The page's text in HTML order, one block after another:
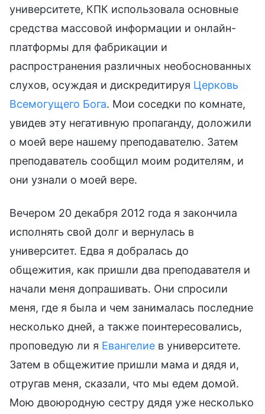
университете, КПК использовала основные
средства массовой информации и онлайн-
платформы для фабрикации и
распространения различных необоснованных
слухов, осуждая и дискредитируя Церковь
Всемогущего Бога. Мои соседки по комнате,
увидев эту негативную пропаганду, доложили
о моей вере нашему преподавателю. Затем
преподаватель сообщил моим родителям, и
они узнали о моей вере.
Вечером 20 декабря 2012 года я закончила
исполнять свой долг и вернулась в
университет. Едва я добралась до
общежития, как пришли два преподавателя и
начали меня допрашивать. Они спросили
меня, где я была и чем занималась последние
несколько дней, а также поинтересовались,
проповедую ли я Евангелие в университете.
Затем в общежитие пришли мама и дядя и,
отругав меня, сказали, что мы едем домой.
Мою двоюродную сестру дядя уже несколько